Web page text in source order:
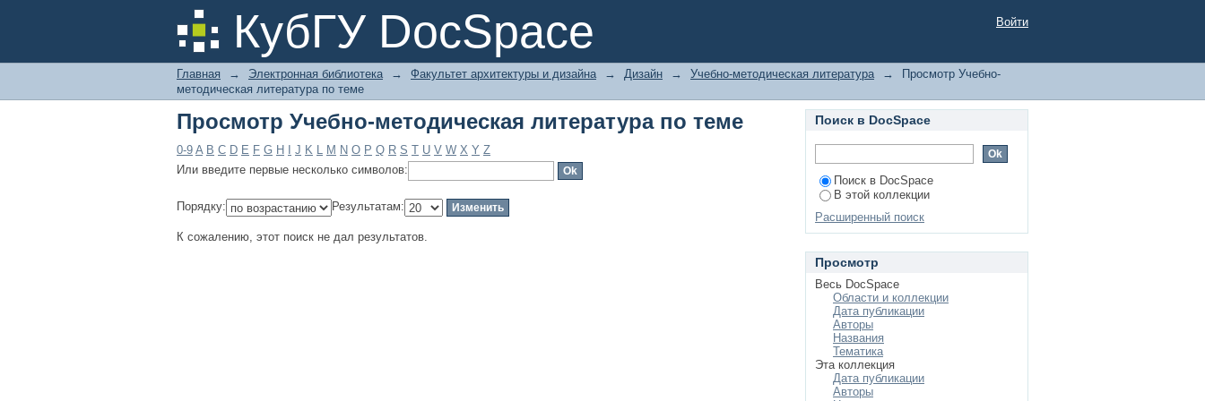
КубГУ DocSpace
Просмотр Учебно-методическая литература по теме Войти
Главная → Электронная библиотека → Факультет архитектуры и дизайна → Дизайн → Учебно-методическая литература →
Просмотр Учебно-
методическая литература по теме
Просмотр Учебно-методическая литература по теме
0-9 A B C D E F G H J K L M N O P Q R S T U V W X Y Z
Или введите первые несколько символов:
Порядку: Результатам:
К сожалению, этот поиск не дал результатов.
Поиск в DocSpace
Поиск в DocSpace
В этой коллекции
Расширенный поиск
Просмотр
Весь DocSpace
Области и коллекции
Дата публикации
Авторы
Названия
Тематика
Эта коллекция
Дата публикации
Авторы